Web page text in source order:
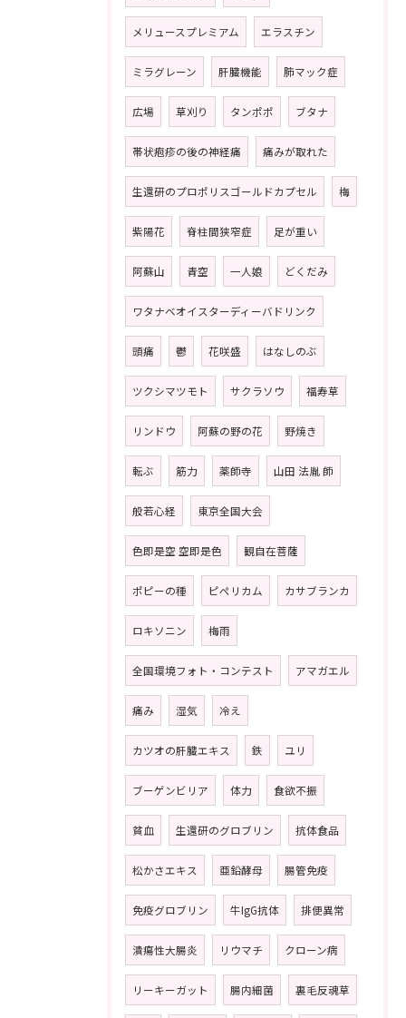
メリュースプレミアム エラスチン
ミラグレーン 肝臓機能 肺マック症
広場 草刈り タンポポ ブタナ
帯状疱疹の後の神経痛 痛みが取れた
生還研のプロポリスゴールドカプセル 梅
紫陽花 脊柱間狭窄症 足が重い
阿蘇山 青空 一人娘 どくだみ
ワタナベオイスターディーバドリンク
頭痛 鬱 花咲盛 はなしのぶ
ツクシマツモト サクラソウ 福寿草
リンドウ 阿蘇の野の花 野焼き
転ぶ 筋力 薬師寺 山田 法胤 師
般若心経 東京全国大会
色即是空 空即是色 観自在菩薩
ポピーの種 ピペリカム カサブランカ
ロキソニン 梅雨
全国環境フォト・コンテスト アマガエル
痛み 湿気 冷え
カツオの肝臓エキス 鉄 ユリ
ブーゲンビリア 体力 食欲不振
貧血 生還研のグロブリン 抗体食品
松かさエキス 亜鉛酵母 腸管免疫
免疫グロブリン 牛IgG抗体 排便異常
潰瘍性大腸炎 リウマチ クローン病
リーキーガット 腸内細菌 裏毛反魂草